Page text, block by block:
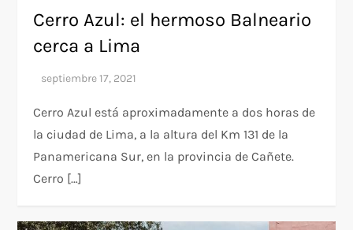
Cerro Azul: el hermoso Balneario
cerca a Lima
Cerro Azul está aproximadamente a dos horas de
la ciudad de Lima, a la altura del Km 131 de la
Panamericana Sur, en la provincia de Cañete.
Cerro […]